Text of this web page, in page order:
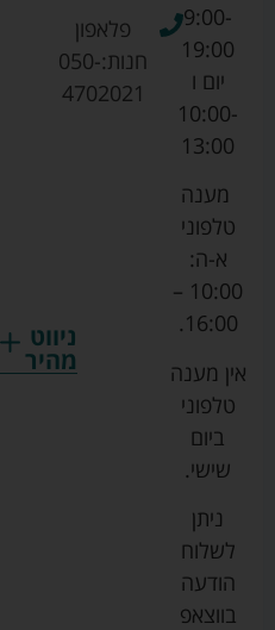
ניווט
מהיר
פלאפון
חנות:050-
4702021
9:00-
19:00
יום ו
10:00-
13:00
מענה
טלפוני
א-ה:
10:00 –
16:00.
אין מענה
טלפוני
ביום
שישי.
ניתן
לשלוח
הודעה
בווצאפ